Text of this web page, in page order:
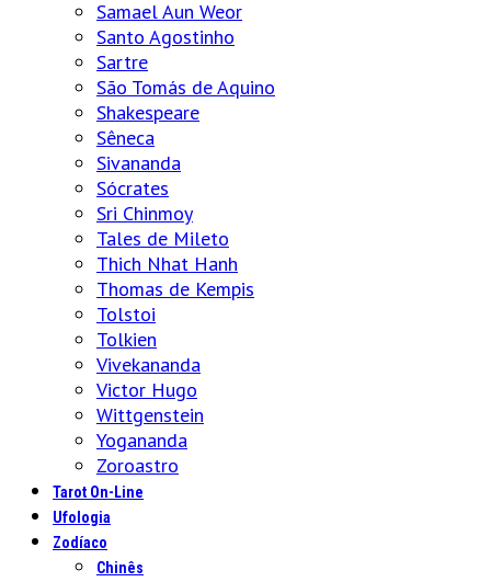
Samael Aun Weor
Santo Agostinho
Sartre
São Tomás de Aquino
Shakespeare
Sêneca
Sivananda
Sócrates
Sri Chinmoy
Tales de Mileto
Thich Nhat Hanh
Thomas de Kempis
Tolstoi
Tolkien
Vivekananda
Victor Hugo
Wittgenstein
Yogananda
Zoroastro
Tarot On-Line
Ufologia
Zodíaco
Chinês